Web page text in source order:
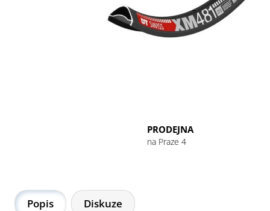
PRODEJNA
na Praze 4
Popis Diskuze
GU ENERGY GEL 32G CHOCOLATE
OUTRAGE